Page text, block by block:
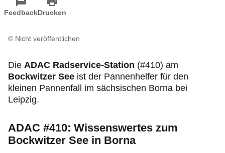
Radservice-Stationen Sachsen
FeedbackDrucken
© Nicht veröffentlichen
Die ADAC Radservice-Station (#410) am
Bockwitzer See ist der Pannenhelfer für den
kleinen Pannenfall im sächsischen Borna bei
Leipzig.
ADAC #410: Wissenswertes zum
Bockwitzer See in Borna